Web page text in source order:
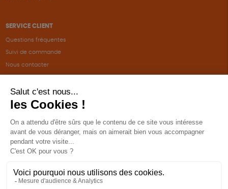
SERVICE CLIENT
Questions fréquentes
Suivi de commande
Nous contacter
SUIVEZ-NOUS
Une boutique élaborée avec par RGOODS